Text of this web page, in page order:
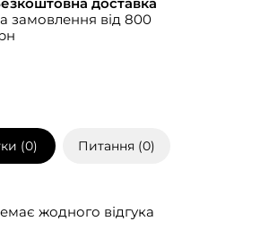
замовлення від 800
(0) Питання (0)
жодного відгука